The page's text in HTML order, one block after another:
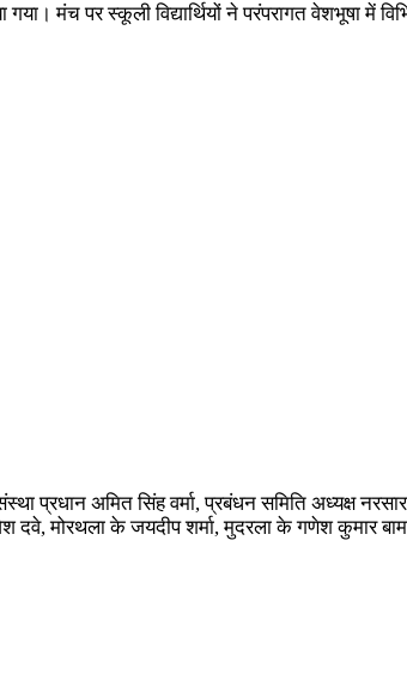
मंच पर स्कूली विद्यार्थियों ने परंपरागत वेशभूषा में
प्रधान अमित सिंह वर्मा, प्रबंधन समिति अध्यक्ष
मोरथला के जयदीप शर्मा, मुदरला के गणेश कुमार